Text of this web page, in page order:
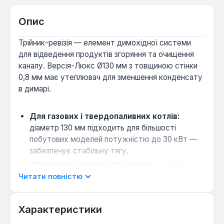
Опис
Трійник-ревізія — елемент димохідної системи
для відведення продуктів згоряння та очищення
каналу. Версія-Люкс Ø130 мм з товщиною стінки
0,8 мм має утеплювач для зменшення конденсату
в димарі.
Для газових і твердопаливних котлів:
діаметр 130 мм підходить для більшості
побутових моделей потужністю до 30 кВт —
забезпечує стабільну тягу.
утеплювача знижує різницю температур між
Комбінація нержавійка/оцинковка:
Читати повністю
Характеристики